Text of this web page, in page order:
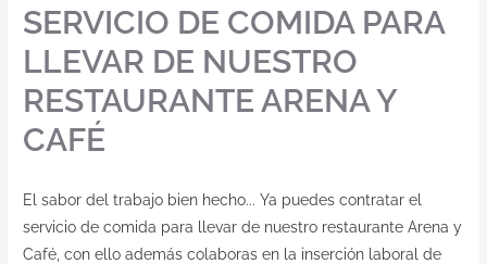
SERVICIO DE COMIDA PARA
LLEVAR DE NUESTRO
RESTAURANTE ARENA Y
CAFÉ
El sabor del trabajo bien hecho... Ya puedes contratar el
servicio de comida para llevar de nuestro restaurante Arena y
Café, con ello además colaboras en la inserción laboral de